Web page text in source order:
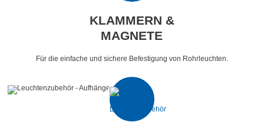
KLAMMERN &
MAGNETE
Für die einfache und sichere Befestigung von Rohrleuchten.